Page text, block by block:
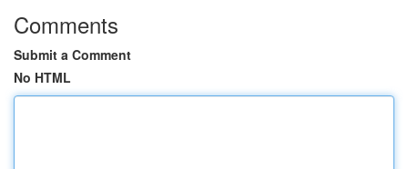
Comments
Submit a Comment
No HTML